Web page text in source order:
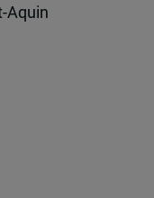
Aquin